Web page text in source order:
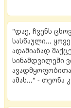
"დაე, ჩვენს
სასწაული...
ადამიანად
სინამდვილეში
ამას..." - თეონა